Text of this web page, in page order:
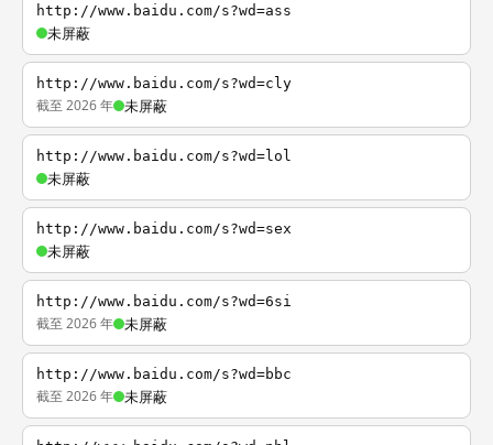
http://www.baidu.com/s?wd=ass
未屏蔽
http://www.baidu.com/s?wd=cly
截至 2026 年 未屏蔽
http://www.baidu.com/s?wd=lol
未屏蔽
http://www.baidu.com/s?wd=sex
未屏蔽
http://www.baidu.com/s?wd=6si
截至 2026 年 未屏蔽
http://www.baidu.com/s?wd=bbc
截至 2026 年 未屏蔽